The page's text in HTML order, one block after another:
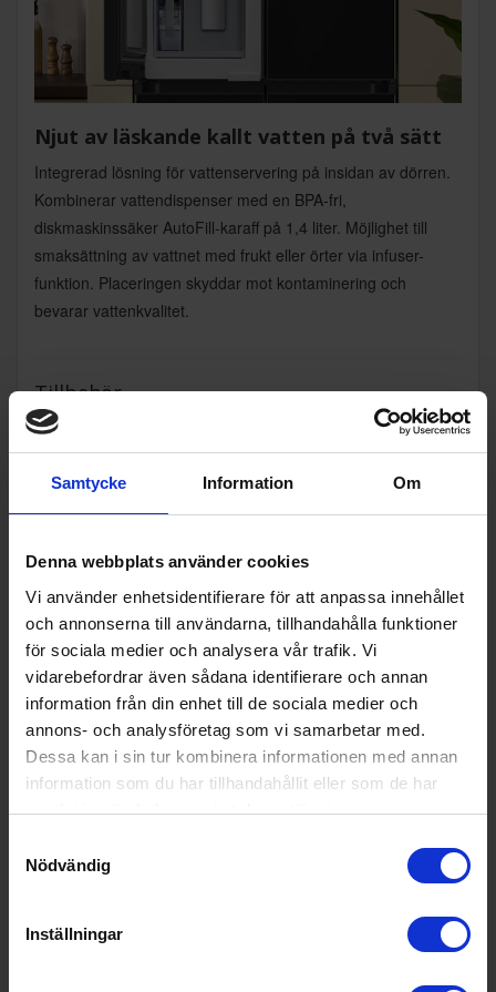
Samtycke Information Om
Denna webbplats använder cookies
Vi använder enhetsidentifierare för att anpassa innehållet
och annonserna till användarna, tillhandahålla funktioner
för sociala medier och analysera vår trafik. Vi
vidarebefordrar även sådana identifierare och annan
information från din enhet till de sociala medier och
annons- och analysföretag som vi samarbetar med.
Dessa kan i sin tur kombinera informationen med annan
information som du har tillhandahållit eller som de har
samlat in när du har använt deras tjänster.
Nödvändig
Inställningar
Njut av läskande kallt vatten på två sätt
Integrerad lösning för vattenservering på insidan av dörren.
Kombinerar vattendispenser med en BPA-fri,
diskmaskinssäker AutoFill-karaff på 1,4 liter. Möjlighet till
smaksättning av vattnet med frukt eller örter via infuser-
funktion. Placeringen skyddar mot kontaminering och
bevarar vattenkvalitet.
Tillbehör
Tollco
Droppskyddsbricka
Standard 90cm XL
392:-
TollcoGolvskydd
& Vattenlarm -
Standard 90cm
XL - Kyl/frys990:-
Specifikationer